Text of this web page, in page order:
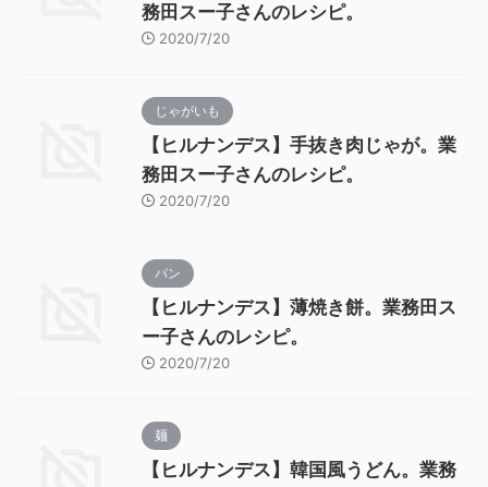
務田スー子さんのレシピ。
2020/7/20
じゃがいも
【ヒルナンデス】手抜き肉じゃが。業
務田スー子さんのレシピ。
2020/7/20
パン
【ヒルナンデス】薄焼き餅。業務田ス
ー子さんのレシピ。
2020/7/20
麺
【ヒルナンデス】韓国風うどん。業務